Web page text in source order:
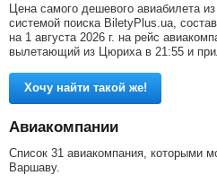
Цена самого дешевого авиабилета
системой поиска BiletyPlus.ua,
на 1 августа 2026 г. на рейс
вылетающий из Цюриха в 21:55 и
Хочу найти такой же!
Авиакомпании
Список 31 авиакомпания, которыми
Варшаву.